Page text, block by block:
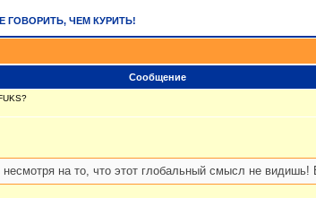
ГОВОРИТЬ, ЧЕМ КУРИТЬ!
Сообщение
на то, что этот глобальный смысл не видишь!